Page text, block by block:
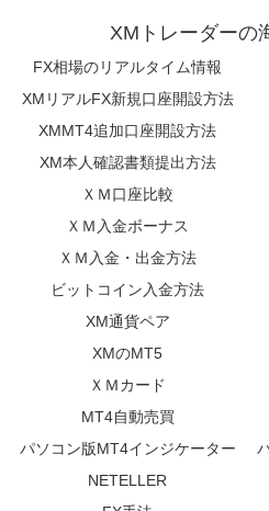
XMトレーダーの
FX相場のリアルタイム情報
XMリアルFX新規口座開設方法
XMMT4追加口座開設方法
XM本人確認書類提出方法
ＸＭ口座比較
ＸＭ入金ボーナス
ＸＭ入金・出金方法
ビットコイン入金方法
XM通貨ペア
XMのMT5
ＸＭカード
MT4自動売買
パソコン版MT4インジケーター
NETELLER